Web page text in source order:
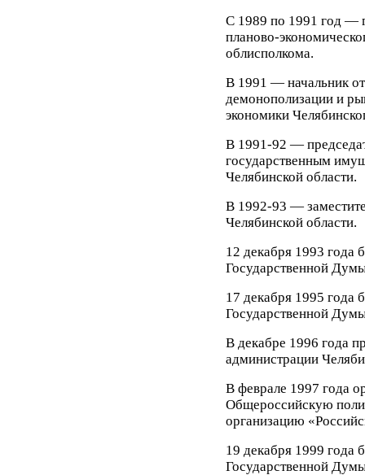
С 1989 по 1991 год —
планово-
облисполкома.
В 1991 — начальник
демонополизации и
экономики
В 1991-92 —
государственным
Челябинской области.
В 1992-93 —
Челябинской области.
12 декабря 1993 года
Государственной
17 декабря 1995 года
Государственной
В декабре 1996 года
администрации
В феврале 1997 года
Общероссийскую
организацию
19 декабря 1999 года
Государственной